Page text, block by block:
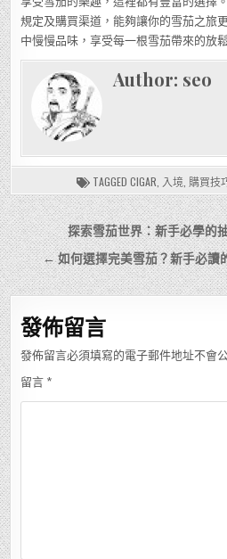
規定及購買渠道，能夠讓你的雪茄之旅
中慢慢品味，享受每一根雪茄帶來的放
Author: seo
TAGGED CIGAR 入境 購買技
文
章
導
覽
探索雪茄世界：新手必學的
← 如何選擇完美雪茄？新手必讀
發佈留言
發佈留言必須填寫的電子郵件地址不會
留言 *